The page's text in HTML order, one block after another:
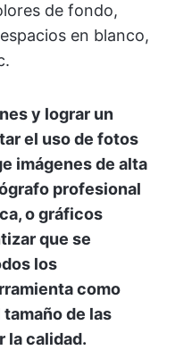
de fondo,
en blanco,
y lograr un
el uso de fotos
imágenes de alta
profesional
o gráficos
que se
los
como
de las
la calidad.